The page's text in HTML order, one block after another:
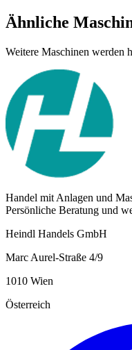
Ähnliche
Weitere Maschinen werden
Handel mit Anlagen und
Persönliche Beratung und
Heindl Handels GmbH
Marc Aurel-Straße 4/9
1010 Wien
Österreich